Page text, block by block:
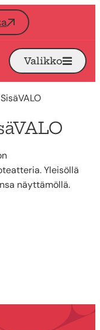
Avaa
Valikko
Yleisöllä
näyttämöllä.